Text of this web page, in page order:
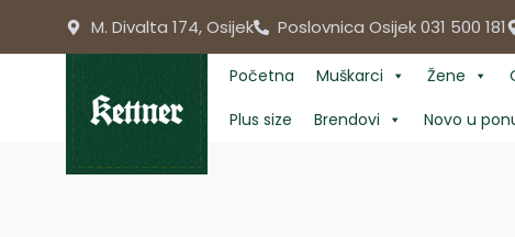
M. Divalta 174, Osijek Poslovnica Osijek 031 500 181
Početna Muškarci Žene
Plus size
Brendovi Novo u